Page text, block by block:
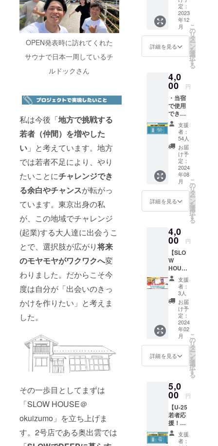
OPEN発表時に訪れてくれた
サウナで日本一周しているチ
ルドックさん
私は今後「地方で挑戦する
若者（仲間）を増やした
い 」と考えています。地方
では若者不足により、やり
たいことにチャレンジでき
る余白やチャンスが転がっ
ています。東京出身の私
が、この地域でチャレンジ
(起業)する大人達に出会うこ
とで、選択肢が広がり将来
のモヤモヤがワクワクへ変
わりました。だからこそ今
度は自分が「出会いのきっ
かけを作りたい」と考えま
した。
その一歩目としてまずは
「SLOW HOUSE＠
okuizumo」を立ち上げま
す。2号店である奥出雲では
いま
す。 い
ただき
ました
ご支援
につき
まして
は、
HOUSE
@okuiz
umoで
の素敵
な体験
をみな
さまに
提供す
るため
に、大
切に使
わせて
いただ
きま
す。プ
ロジェ
クト達
お礼の
メッ
セージ
をさせ
ていた
だきま
す。 よ
ろしけ
れば備
考欄に
お名前
のご記
入をお
願いい
たしま
す。
定：
2023
年12
月
詳細を見る
こ
の
リ
タ
ー
ン
を
選
択
す
る
4,0
00 円
・当宿
で使用
できる
チケッ
ト4000
円分
※2024
年8月よ
りご利
用いた
だけま
す。 ・
リター
ンのお
届け方
法：
て電子
チケッ
トを送
付 ※現
在は宿
泊のご
予約は
承って
おりま
せん。
電子チ
ケット
で宿泊
の予約
や購入
などは
できま
さい。
2024年
8月以降
に別途
メール
または
SNSに
てご使
支援
者：
54人
お届
け予
定：
2024
年08
月
詳細を見る
こ
の
リ
タ
ー
ン
を
選
択
す
る
4,0
00 円
【SLO
W
HOUSE
メン
バーと
オンラ
イン飲
み会参
加券】
気仙沼
のオー
ナー恵
一さん
と、コ
ミュマ
ネぼん
と、２
拠点目
となる
奥出雲
のメン
バーが
コラボ
飲み会
支援
者：
3人
お届
け予
定：
2024
年02
月
詳細を見る
こ
の
リ
タ
ー
ン
を
選
択
す
る
5,0
00 円
【U-25
若者応
援！恩
送り
カー支援
者：